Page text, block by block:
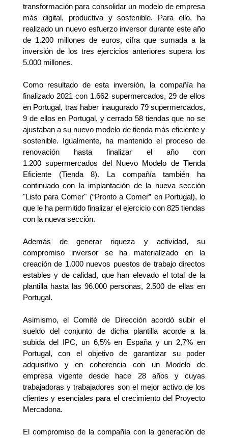
transformación para consolidar un modelo de empresa
más digital, productiva y sostenible. Para ello, ha
realizado un nuevo esfuerzo inversor durante este año
de 1.200 millones de euros, cifra que sumada a la
inversión de los tres ejercicios anteriores supera los
5.000 millones.
Como resultado de esta inversión, la compañía ha
finalizado 2021 con 1.662 supermercados, 29 de ellos
en Portugal, tras haber inaugurado 79 supermercados,
9 de ellos en Portugal, y cerrado 58 tiendas que no se
ajustaban a su nuevo modelo de tienda más eficiente y
sostenible. Igualmente, ha mantenido el proceso de
renovación hasta finalizar el año con
1.200supermercados del Nuevo Modelo de Tienda
Eficiente (Tienda 8). La compañía también ha
continuado con la implantación de la nueva sección
"Listo para Comer" (“Pronto a Comer” en Portugal), lo
que le ha permitido finalizar el ejercicio con 825 tiendas
con la nueva sección.
Además de generar riqueza y actividad, su
compromiso inversor se ha materializado en la
creación de 1.000 nuevos puestos de trabajo directos
estables y de calidad, que han elevado el total de la
plantilla hasta las 96.000 personas, 2.500 de ellas en
Portugal.
Asimismo, el Comité de Dirección acordó subir el
sueldo del conjunto de dicha plantilla acorde a la
subida del IPC, un 6,5% en España y un 2,7% en
Portugal, con el objetivo de garantizar su poder
adquisitivo y en coherencia con un Modelo de
empresa vigente desde hace 28 años y cuyas
trabajadoras y trabajadores son el mejor activo de los
clientes y esenciales para el crecimiento del Proyecto
Mercadona.
El compromiso de la compañía con la generación de